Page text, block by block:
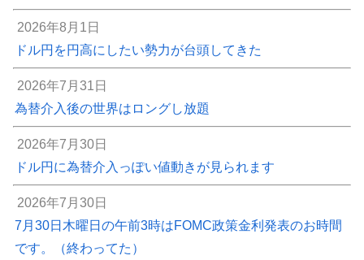
2026年8月1日
ドル円を円高にしたい勢力が台頭してきた
2026年7月31日
為替介入後の世界はロングし放題
2026年7月30日
ドル円に為替介入っぽい値動きが見られます
2026年7月30日
7月30日木曜日の午前3時はFOMC政策金利発表のお時間
です。（終わってた）